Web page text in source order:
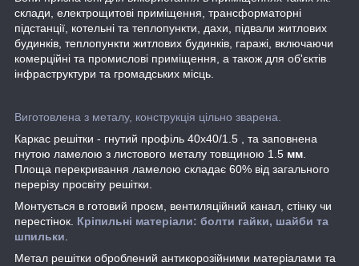
склади, електрощитові приміщення, трансформаторні
підстанції, котельні та теплопункти, дахи, підвали житлових
будинків, теплопункти житлових будинків, гаражі, включаючи
комерційні та промислові приміщення, а також для об'єктів
інфраструктури та громадських місць.
Виготовлена з металу, конструкція цільно зварена.
Каркас решітки - гнутий профіль 40х40/1.5 , та заповнена
гнутою ламелою з листового металу товщиною 1.5 мм.
Площа перекривання ламелою складає 60% від загального
перерізу просвіту решітки.
Монтується в готовий проєм, вентиляційний канал, стінку чи
перестінок. Кріпильні матеріали: болти гайки, шайби та
шпильки.
Метал решітки оброблений антикорозійними матеріалами та